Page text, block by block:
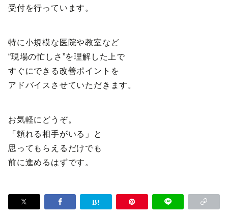
受付を行っています。
特に小規模な医院や教室など
“現場の忙しさ”を理解した上で
すぐにできる改善ポイントを
アドバイスさせていただきます。
お気軽にどうぞ。
「頼れる相手がいる」と
思ってもらえるだけでも
前に進めるはずです。